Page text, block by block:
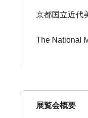
京都国立近代
The National
展覧会概要